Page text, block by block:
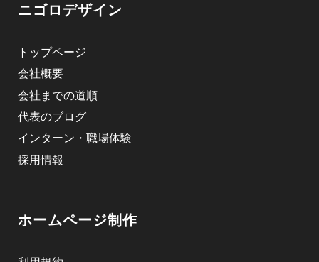
ニゴロデザイン
トップページ
会社概要
会社までの道順
代表のブログ
インターン・職場体験
採用情報
ホームページ制作